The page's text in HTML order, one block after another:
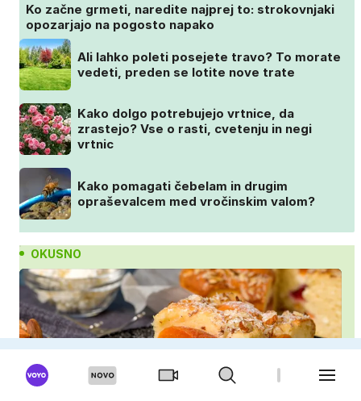
Ko začne grmeti, naredite najprej to: strokovnjaki
opozarjajo na pogosto napako
Ali lahko poleti posejete travo? To morate
vedeti, preden se lotite nove trate
Kako dolgo potrebujejo vrtnice, da
zrastejo? Vse o rasti, cvetenju in negi
vrtnic
Kako pomagati čebelam in drugim
opraševalcem med vročinskim valom?
OKUSNO